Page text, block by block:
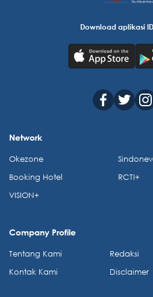
Download aplikasi
Network
Okezone
Booking Hotel
VISION+
RCTI+
Company Profile
Tentang Kami
Kontak Kami
Redaksi
Disclaimer